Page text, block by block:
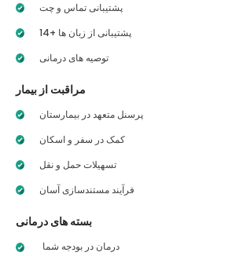
پشتیبانی تماس و چت
14+ پشتیبانی از زبان ها
توصیه های درمانی
مراقبت از بیمار
پرسنل متعهد در بیمارستان
کمک در سفر و اسکان
تسهیلات حمل و نقل
فرآیند مستندسازی آسان
بسته های درمانی
درمان در بودجه شما